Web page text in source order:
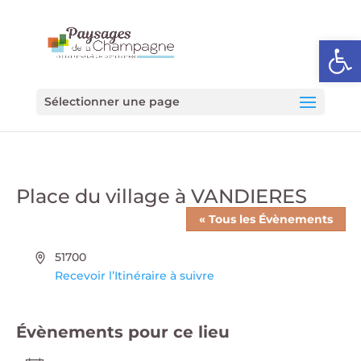
Ouvrir
Sélectionner une page
Place du village à VANDIERES
« Tous les Évènements
Adresse
51700
Recevoir l’Itinéraire à suivre
Évènements pour ce lieu